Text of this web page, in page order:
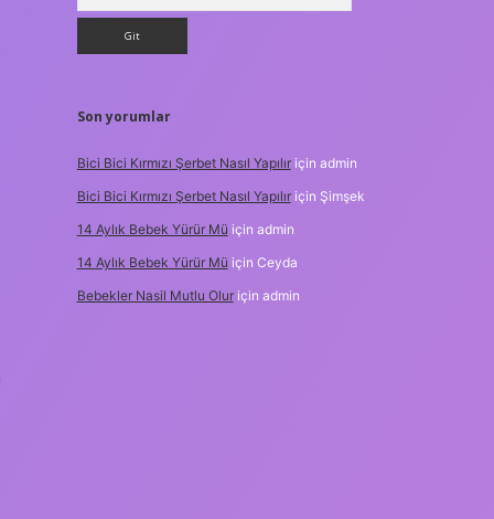
Son yorumlar
Bici Bici Kırmızı Şerbet Nasıl Yapılıriçin admin
Bici Bici Kırmızı Şerbet Nasıl Yapılıriçin Şimşek
14 Aylık Bebek Yürür Mü için admin
14 Aylık Bebek Yürür Mü için Ceyda
Bebekler Nasil Mutlu Oluriçin admin